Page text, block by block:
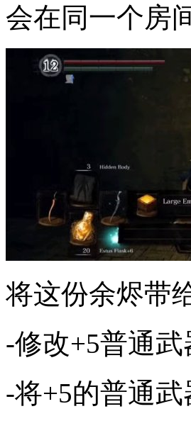
会在同一个房
将这份余烬带
-修改+5普通
-将+5的普通